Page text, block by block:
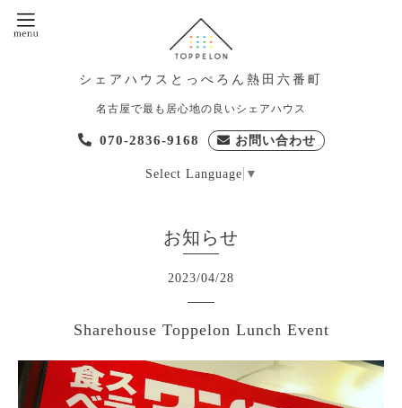
シェアハウスとっぺろん熱田六番町
名古屋で最も居心地の良いシェアハウス
070-2836-9168 お問い合わせ
Select Language ▼
お知らせ
2023/04/28
Sharehouse Toppelon Lunch Event